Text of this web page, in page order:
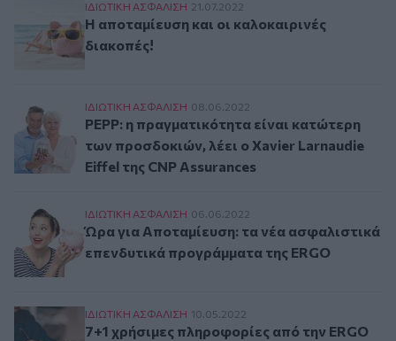
Η αποταμίευση και οι καλοκαιρινές διακοπές!
ΙΔΙΩΤΙΚΗ ΑΣΦAΛΙΣΗ 21.07.2022
Η αποταμίευση και οι καλοκαιρινές
διακοπές!
PEPP: η πραγματικότητα είναι κατώτερη των
ΙΔΙΩΤΙΚΗ ΑΣΦAΛΙΣΗ 08.06.2022
PEPP: η πραγματικότητα είναι κατώτερη
των προσδοκιών, λέει ο Xavier Larnaudie
Eiffel της CNP Assurances
Ώρα για Αποταμίευση: τα νέα ασφαλιστικά
ΙΔΙΩΤΙΚΗ ΑΣΦAΛΙΣΗ 06.06.2022
Ώρα για Αποταμίευση: τα νέα ασφαλιστικά
επενδυτικά προγράμματα της ERGO
7+1 χρήσιμες πληροφορίες από την ERGO για
ΙΔΙΩΤΙΚΗ ΑΣΦAΛΙΣΗ 10.05.2022
7+1 χρήσιμες πληροφορίες από την ERGO